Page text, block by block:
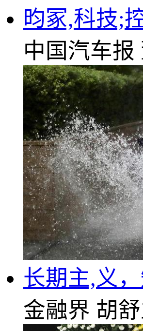
昀冢,科技;
中国汽车报
长期主,义
金融界 胡